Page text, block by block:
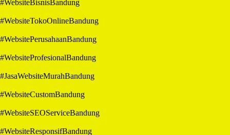
#WebsiteBisnisBandung
#WebsiteTokoOnlineBandung
#WebsitePerusahaanBandung
#WebsiteProfesionalBandung
#JasaWebsiteMurahBandung
#WebsiteCustomBandung
#WebsiteSEOServiceBandung
#WebsiteResponsifBandung